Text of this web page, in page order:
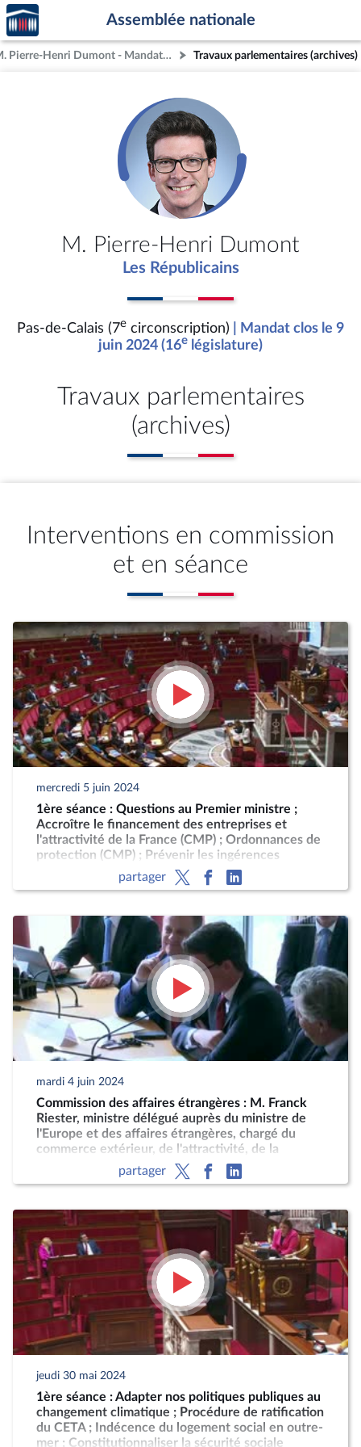
Aller au contenu
Aller en bas de la page
Accèder
à la
page
d'accueil
Assemblée nationale
M. Pierre-Henri Dumont - Mandat clos - Pas-de-Calais (7e circonscription) Travaux parlementaires (archives)
M. Pierre-Henri Dumont
Les Républicains
Pas-de-Calais (7e circonscription)
| Mandat clos le 9
juin 2024 (16e législature)
Travaux parlementaires
(archives)
Interventions en commission
et en séance
mercredi 5 juin 2024
1ère séance : Questions au Premier ministre ;
Accroître le financement des entreprises et
l'attractivité de la France (CMP) ; Ordonnances de
protection (CMP) ; Prévenir les ingérences
étrangères en France (CMP) ; Dématérialisation
partager
mardi 4 juin 2024
Commission des affaires étrangères : M. Franck
Riester, ministre délégué auprès du ministre de
l'Europe et des affaires étrangères, chargé du
commerce extérieur, de l'attractivité, de la
francophonie et des Français de l'étranger
partager
jeudi 30 mai 2024
1ère séance : Adapter nos politiques publiques au
changement climatique ; Procédure de ratification
du CETA ; Indécence du logement social en outre-
mer ; Constitutionnaliser la sécurité sociale